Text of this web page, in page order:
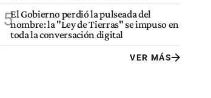
5El Gobierno perdió la pulseada del
nombre: la "Ley de Tierras" se impuso en
toda la conversación digital
VER MÁS